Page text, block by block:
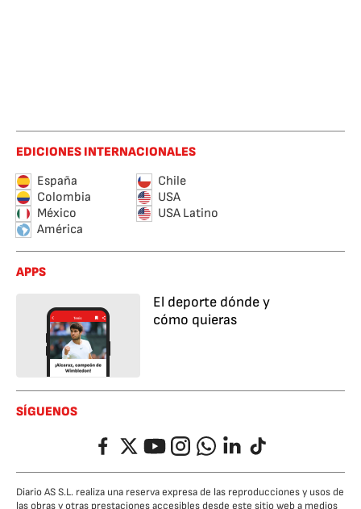
EDICIONES INTERNACIONALES
España
Chile
Colombia
USA
México
USA Latino
América
APPS
El deporte dónde y
cómo quieras
SÍGUENOS
FacebookTwitterYouTubeInstagramWhatsappLinkedIn
TikTok
Diario AS S.L. realiza una reserva expresa de las reproducciones y usos de
las obras y otras prestaciones accesibles desde este sitio web a medios